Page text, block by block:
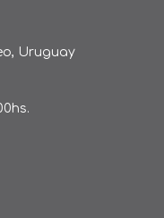
Uruguay